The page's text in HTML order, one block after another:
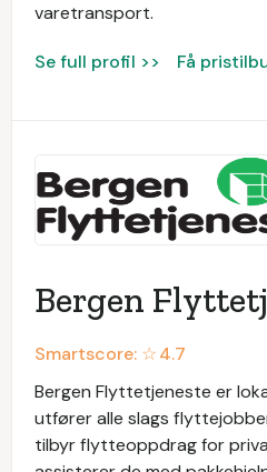
varetransport.
Se full profil >> Få
Bergen
Smartscore: ☆4.7
Bergen Flyttetjeneste er
utfører alle slags
tilbyr flytteoppdrag for